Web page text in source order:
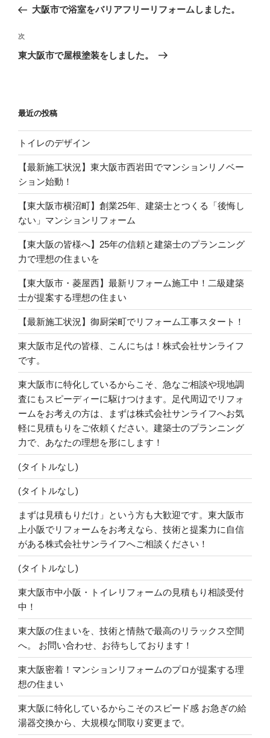
ナ
ビ
ゲ
ン
去
投
稿
大阪市で浴室をバリアフリーリフォームしました。
次
の
次
東大阪市で屋根塗装をしました。
最近の投稿
トイレのデザイン
【最新施工状況】東大阪市西岩田でマンションリノベー
ション始動！
【東大阪市横沼町】創業25年、建築士とつくる「後悔し
ない」マンションリフォーム
【東大阪の皆様へ】25年の信頼と建築士のプランニング
力で理想の住まいを
【東大阪市・菱屋西】最新リフォーム施工中！二級建築
士が提案する理想の住まい
【最新施工状況】御厨栄町でリフォーム工事スタート！
東大阪市足代の皆様、こんにちは！株式会社サンライフ
です。
東大阪市に特化しているからこそ、急なご相談や現地調
査にもスピーディーに駆けつけます。足代周辺でリフォ
ームをお考えの方は、まずは株式会社サンライフへお気
軽に見積もりをご依頼ください。建築士のプランニング
力で、あなたの理想を形にします！
(タイトルなし)
(タイトルなし)
まずは見積もりだけ」という方も大歓迎です。東大阪市
上小阪でリフォームをお考えなら、技術と提案力に自信
がある株式会社サンライフへご相談ください！
(タイトルなし)
東大阪市中小阪・トイレリフォームの見積もり相談受付
中！
東大阪の住まいを、技術と情熱で最高のリラックス空間
へ。 お問い合わせ、お待ちしております！
東大阪密着！マンションリフォームのプロが提案する理
想の住まい
東大阪に特化しているからこそのスピード感 お急ぎの給
湯器交換から、大規模な間取り変更まで。